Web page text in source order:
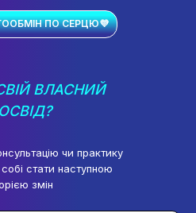
ПО СЕРЦЮ💜
ВЛАСНИЙ
чи практику
стати наступною
змін